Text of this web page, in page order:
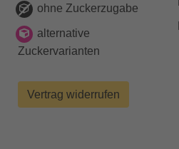
ohne Zuckerzugabe
alternative
Zuckervarianten
Vertrag widerrufen